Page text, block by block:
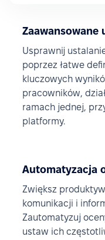
Zaawansowane
Usprawnij
poprzez łatwe
kluczowych
pracowników,
ramach jednej,
platformy.
Automatyzacja
Zwiększ
komunikacji i
Zautomatyzuj
ustaw ich